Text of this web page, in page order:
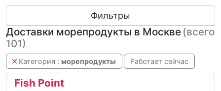
Фильтры
Доставки морепродукты в Москве (всего
101)
Категория : морепродукты Работает сейчас
Fish Point